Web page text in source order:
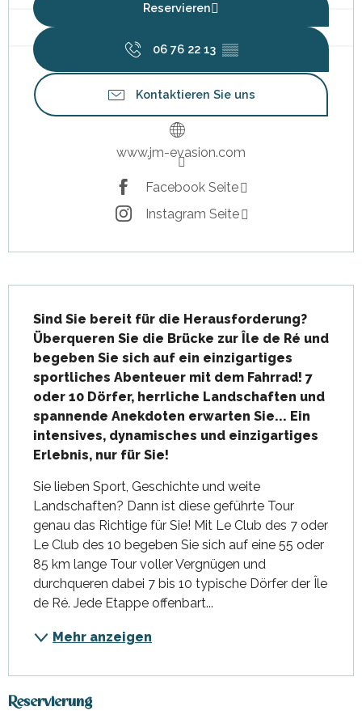
Reservieren
06 76 22 13 ▒▒
Kontaktieren Sie uns
www.jm-evasion.com
Facebook Seite
Instagram Seite
Sind Sie bereit für die Herausforderung?
Überqueren Sie die Brücke zur Île de Ré und
begeben Sie sich auf ein einzigartiges
sportliches Abenteuer mit dem Fahrrad! 7
oder 10 Dörfer, herrliche Landschaften und
spannende Anekdoten erwarten Sie... Ein
intensives, dynamisches und einzigartiges
Erlebnis, nur für Sie!
Sie lieben Sport, Geschichte und weite
Landschaften? Dann ist diese geführte Tour
genau das Richtige für Sie! Mit Le Club des 7 oder
Le Club des 10 begeben Sie sich auf eine 55 oder
85 km lange Tour voller Vergnügen und
durchqueren dabei 7 bis 10 typische Dörfer der Île
de Ré. Jede Etappe offenbart...
Mehr anzeigen
Reservierung